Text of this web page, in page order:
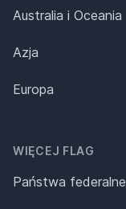
Australia i Oceania
Azja
Europa
WIĘCEJ FLAG
Państwa federalne